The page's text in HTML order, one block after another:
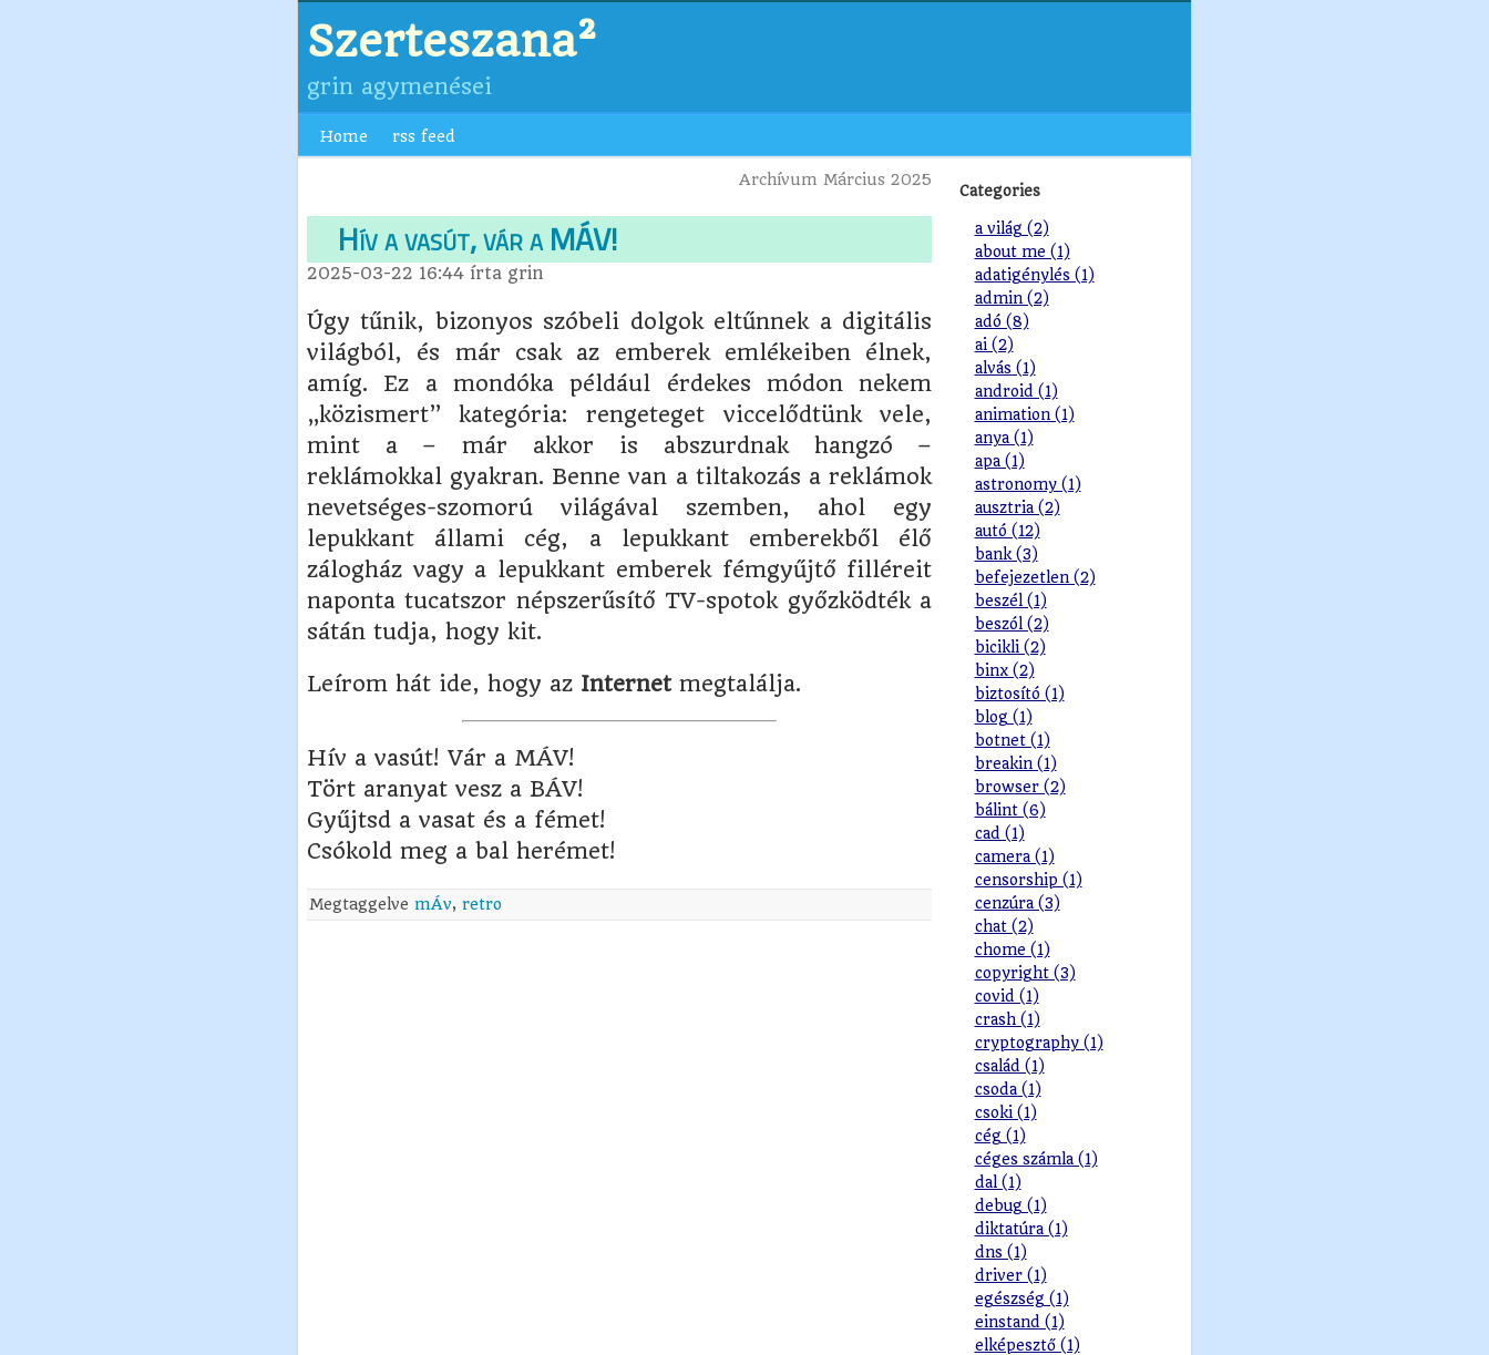
Szerteszana²
grin agymenései
Home rss feed
Archívum Március 2025
Hív a vasút, vár a MÁV!
2025-03-22 16:44írta grin
Úgy tűnik, bizonyos szóbeli dolgok eltűnnek a digitális
világból, és már csak az emberek emlékeiben élnek,
amíg. Ez a mondóka például érdekes módon nekem
„közismert” kategória: rengeteget viccelődtünk vele,
mint a – már akkor is abszurdnak hangzó –
reklámokkal gyakran. Benne van a tiltakozás a reklámok
nevetséges-szomorú világával szemben, ahol egy
lepukkant állami cég, a lepukkant emberekből élő
zálogház vagy a lepukkant emberek fémgyűjtő filléreit
naponta tucatszor népszerűsítő TV-spotok győzködték a
sátán tudja, hogy kit.
Leírom hát ide, hogy az Internetmegtalálja.
Hív a vasút! Vár a MÁV!
Tört aranyat vesz a BÁV!
Gyűjtsd a vasat és a fémet!
Csókold meg a bal herémet!
Megtaggelve mÁv, retro
Categories
a világ (2)
about me (1)
adatigénylés (1)
admin (2)
adó (8)
ai (2)
alvás (1)
android (1)
animation (1)
anya (1)
apa (1)
astronomy (1)
ausztria (2)
autó (12)
bank (3)
befejezetlen (2)
beszél (1)
beszól (2)
bicikli (2)
binx (2)
biztosító (1)
blog (1)
botnet (1)
breakin (1)
browser (2)
bálint (6)
cad (1)
camera (1)
censorship (1)
cenzúra (3)
chat (2)
chome (1)
copyright (3)
covid (1)
crash (1)
cryptography (1)
család (1)
csoda (1)
csoki (1)
cég (1)
céges számla (1)
dal (1)
debug (1)
diktatúra (1)
dns (1)
driver (1)
egészség (1)
einstand (1)
elképesztő (1)